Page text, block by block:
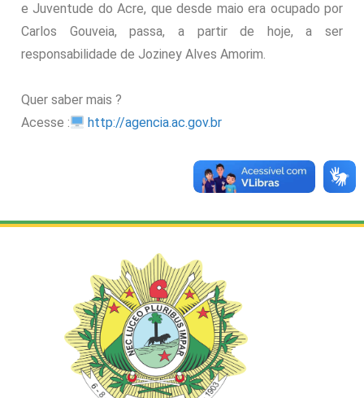
e Juventude do Acre, que desde maio era ocupado por
Carlos Gouveia, passa, a partir de hoje, a ser
responsabilidade de Joziney Alves Amorim.
Quer saber mais ?
Acesse :
http://agencia.ac.gov.br